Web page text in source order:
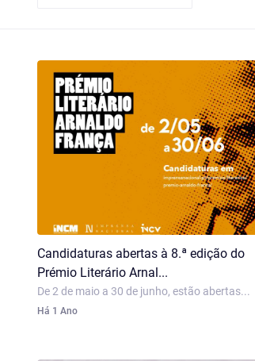
Candidaturas abertas à 8.ª edição do
Prémio Literário Arnal...
De 2 de maio a 30 de junho, estão abertas...
Há 1 Ano